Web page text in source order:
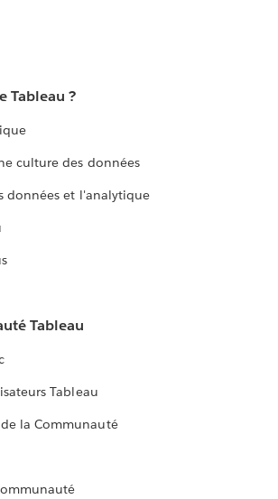
Tableau ?
culture des données
données et l'analytique
Tableau
Tableau
de la Communauté